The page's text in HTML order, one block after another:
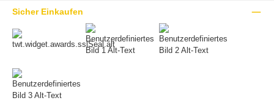
Sicher Einkaufen